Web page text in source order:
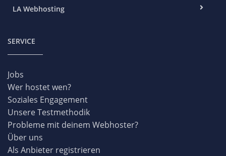
LA Webhosting
SERVICE
Jobs
Wer hostet wen?
Soziales Engagement
Unsere Testmethodik
Probleme mit deinem Webhoster?
Über uns
Als Anbieter registrieren